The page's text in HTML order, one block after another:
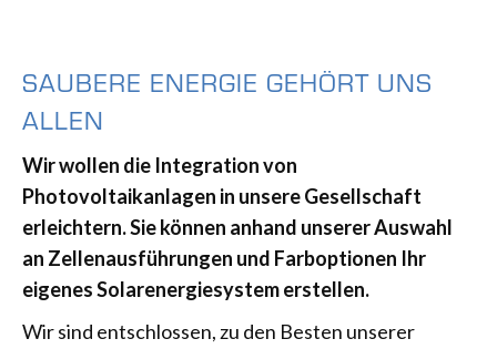
SAUBERE ENERGIE GEHÖRT UNS
ALLEN
Wir wollen die Integration von
Photovoltaikanlagen in unsere Gesellschaft
erleichtern. Sie können anhand unserer Auswahl
an Zellenausführungen und Farboptionen Ihr
eigenes Solarenergiesystem erstellen.
Wir sind entschlossen, zu den Besten unserer